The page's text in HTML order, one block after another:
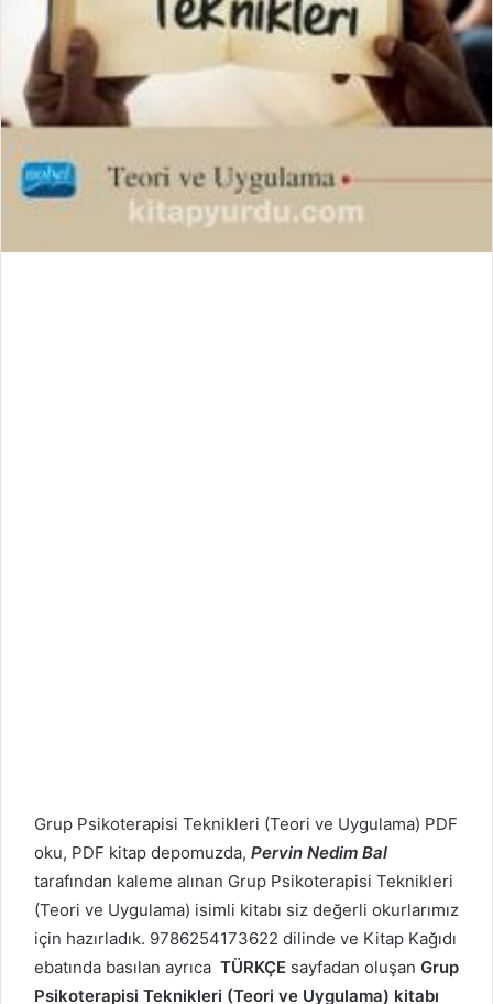
Grup Psikoterapisi Teknikleri (Teori ve Uygulama) PDF
oku, PDF kitap depomuzda, Pervin Nedim Bal
tarafından kaleme alınan Grup Psikoterapisi Teknikleri
(Teori ve Uygulama) isimli kitabı siz değerli okurlarımız
için hazırladık. 9786254173622 dilinde ve Kitap Kağıdı
ebatında basılan ayrıca TÜRKÇE sayfadan oluşan Grup
Psikoterapisi Teknikleri (Teori ve Uygulama) kitabı